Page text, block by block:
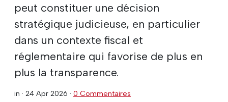
peut constituer une décision
stratégique judicieuse, en particulier
dans un contexte fiscal et
réglementaire qui favorise de plus en
plus la transparence.
in · 24 Apr 2026 · 0 Commentaires